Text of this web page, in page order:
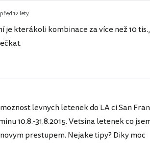
před 12 lety
je kterákoli kombinace za více než 10
levnych letenek do LA ci San
10.8.-31.8.2015. Vetsina letenek co
prestupem. Nejake tipy? Diky moc